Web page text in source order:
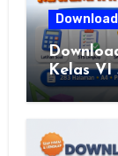
Download
Kelas VI